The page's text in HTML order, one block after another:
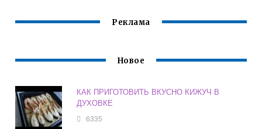
Реклама
Новое
КАК ПРИГОТОВИТЬ ВКУСНО КИЖУЧ В
ДУХОВКЕ
6335